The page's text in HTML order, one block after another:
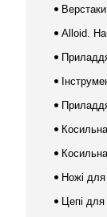
Верстаки
Alloid.
Ножі
Цепі